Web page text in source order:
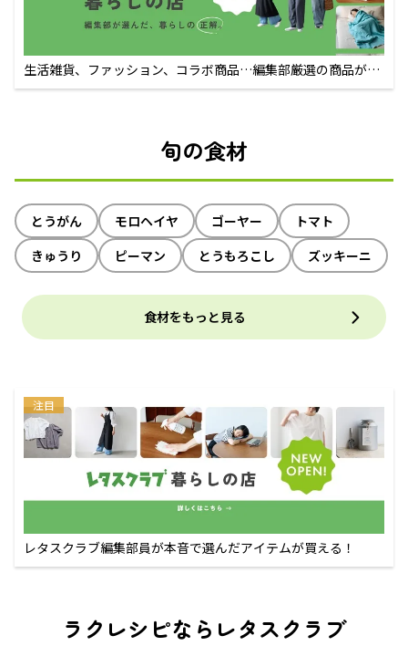
生活雑貨、ファッション、コラボ商品…編集部厳選の商品が買
えるECサイト
旬の食材
とうがん モロヘイヤ ゴーヤー
トマト
きゅうり
ピーマン とうもろこし ズッキーニ
食材をもっと見る
注目
レタスクラブ編集部員が本音で選んだアイテムが買える！
ラクレシピならレタスクラブ